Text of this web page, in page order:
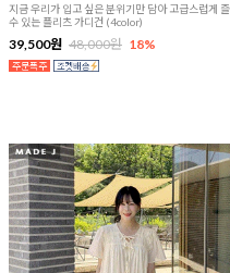
지금 우리가 입고 싶은 분위기만 담아 고급스럽게
수 있는 플리츠 가디건 (4color)
39,500원 48,000원 18%